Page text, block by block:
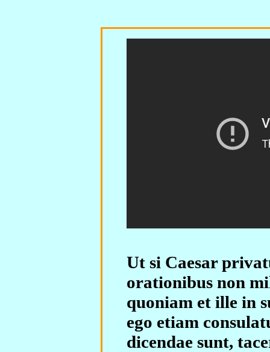
Ut si Caesar
orationibus non
quoniam et ille in
ego etiam
dicendae sunt,